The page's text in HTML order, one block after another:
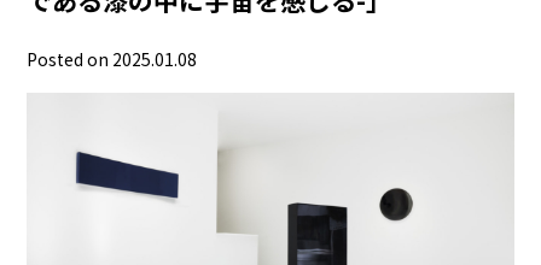
Posted on 2025.01.08